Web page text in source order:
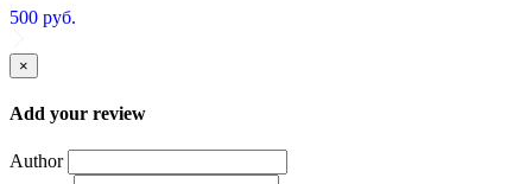
500 руб.
×
Add your review
Author